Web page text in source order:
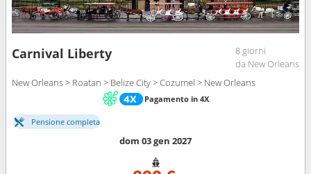
Carnival Liberty
8 giorni
da New Orleans
New Orleans > Roatan > Belize City > Cozumel > New Orleans
Pagamento in 4X
Pensione completa
dom 03 gen 2027